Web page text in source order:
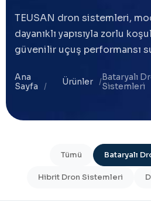
TEUSAN dron sistemleri,
dayanıklı yapısıyla zorlu
güvenilir uçuş performansı
Ana
Sayfa
Ürünler
Bataryalı
Sistemleri
Tümü Bataryalı
Hibrit Dron Sistemleri